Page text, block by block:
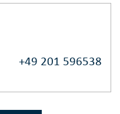
+49 201 596538